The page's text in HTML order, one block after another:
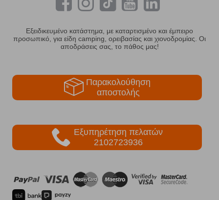
Εξειδικευμένο κατάστημα, με καταρτισμένο και έμπειρο
προσωπικό, για είδη camping, ορειβασίας και χιονοδρομίας. Οι
αποδράσεις σας, το πάθος μας!
Παρακολούθηση
αποστολής
Εξυπηρέτηση πελατών
2102723936